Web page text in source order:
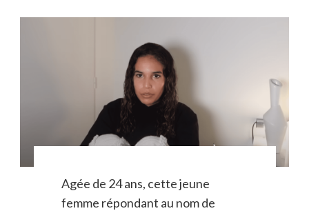
Agée de 24 ans, cette jeune
femme répondant au nom de